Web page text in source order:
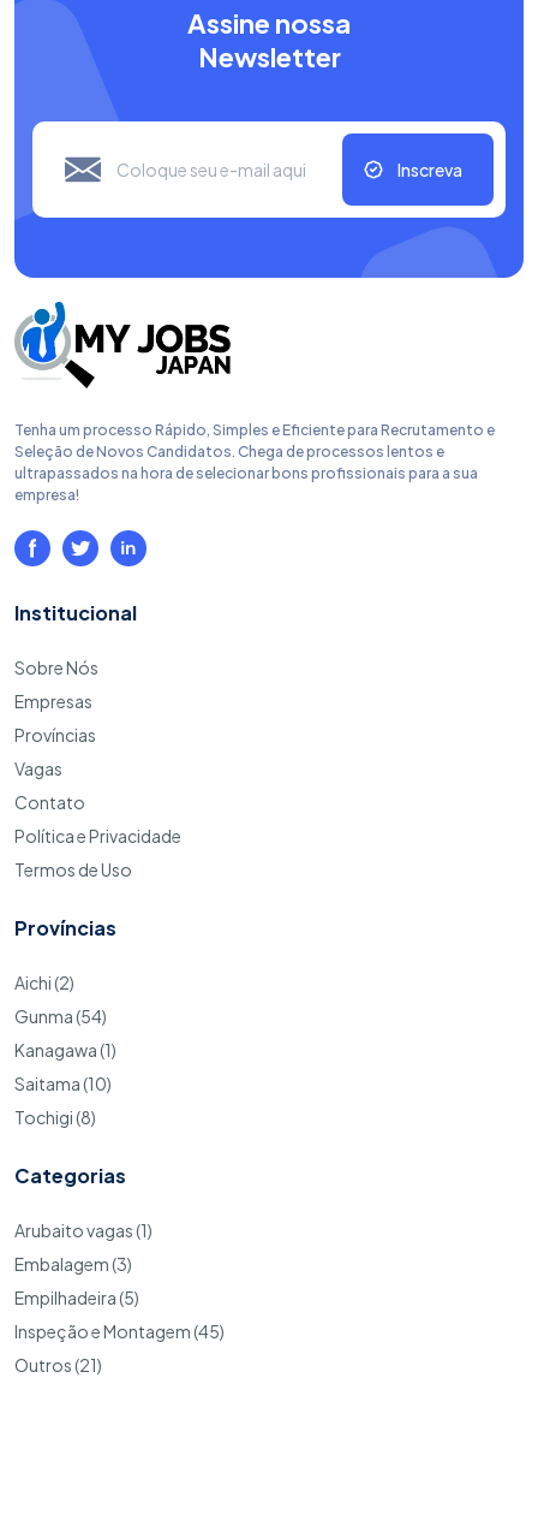
Assine nossa
Newsletter
Inscreva
Tenha um processo Rápido, Simples e Eficiente para Recrutamento e
Seleção de Novos Candidatos. Chega de processos lentos e
ultrapassados na hora de selecionar bons profissionais para a sua
empresa!
Institucional
Sobre Nós
Empresas
Províncias
Vagas
Contato
Política e Privacidade
Termos de Uso
Províncias
Aichi (2)
Gunma (54)
Kanagawa (1)
Saitama (10)
Tochigi (8)
Categorias
Arubaito vagas (1)
Embalagem (3)
Empilhadeira (5)
Inspeção e Montagem (45)
Outros (21)